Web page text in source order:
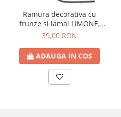
Ramura decorativa cu
frunze si lamai LIMONE,
65cm
39,00 RON
ADAUGA IN COS